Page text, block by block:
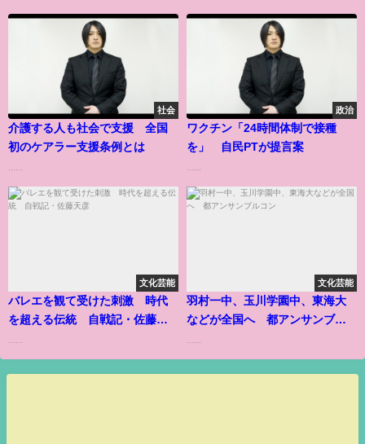
社会
介護する人も社会で支援 全国
初のケアラー支援条例とは
政治
ワクチン「24時間体制で接種
を」 自民PTが提言案
文化芸能
バレエを観て受けた刺激 時代
を超える伝統 自戦記・佐藤天
文化芸能
羽村一中、玉川学園中、東海大
などが全国へ 都アンサンブル